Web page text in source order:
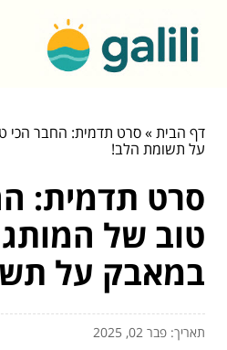
דף הבית»סרט תדמית: החבר הכי
על תשומת הלב!
סרט תדמית:
טוב של
במאבק על
תאריך: פבר 02, 2025